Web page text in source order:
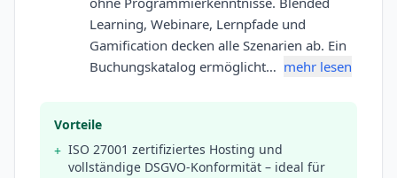
Learning, Webinare, Lernpfade und
Gamification decken alle Szenarien ab. Ein
Buchungskatalog ermöglicht… mehr lesen
Vorteile
+ ISO 27001 zertifiziertes Hosting und
vollständige DSGVO-Konformität – ideal für